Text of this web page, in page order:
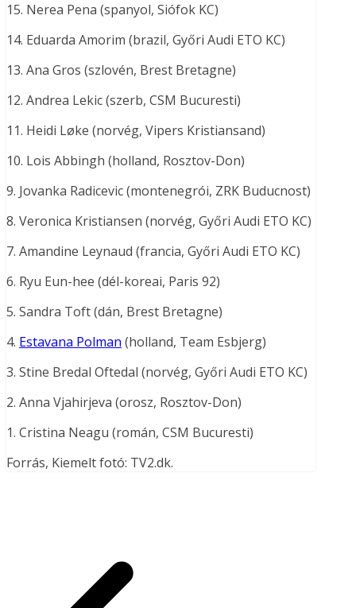
15. Nerea Pena (spanyol, Siófok KC)
14. Eduarda Amorim (brazil, Győri Audi ETO KC)
13. Ana Gros (szlovén, Brest Bretagne)
12. Andrea Lekic (szerb, CSM Bucuresti)
11. Heidi Løke (norvég, Vipers Kristiansand)
10. Lois Abbingh (holland, Rosztov-Don)
9. Jovanka Radicevic (montenegrói, ZRK Buducnost)
8. Veronica Kristiansen (norvég, Győri Audi ETO KC)
7. Amandine Leynaud (francia, Győri Audi ETO KC)
6. Ryu Eun-hee (dél-koreai, Paris 92)
5. Sandra Toft (dán, Brest Bretagne)
4. Estavana Polman (holland, Team Esbjerg)
3. Stine Bredal Oftedal (norvég, Győri Audi ETO KC)
2. Anna Vjahirjeva (orosz, Rosztov-Don)
1. Cristina Neagu (román, CSM Bucuresti)
Forrás, Kiemelt fotó: TV2.dk.